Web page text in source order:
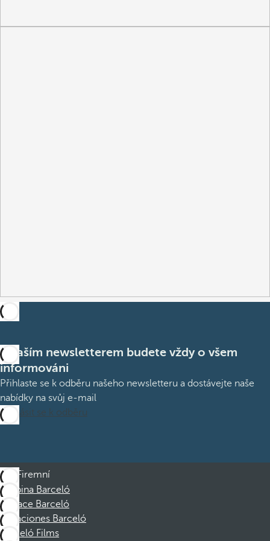
S naším newsletterem budete vždy o všem
informováni
Přihlaste se k odběru našeho newsletteru a dostávejte naše
nabídky na svůj e-mail
Přihlásit se k odběru
Firemní
Skupina Barceló
Nadace Barceló
Vacaciones Barceló
Barceló Films